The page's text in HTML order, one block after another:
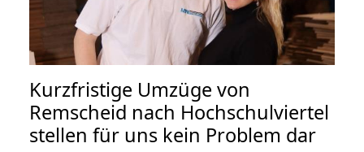
Kurzfristige Umzüge von
Remscheid nach Hochschulviertel
stellen für uns kein Problem dar